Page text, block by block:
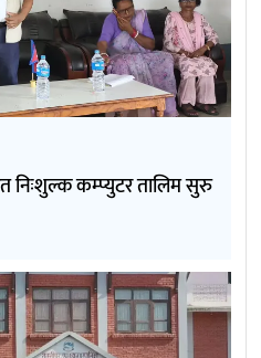
निःशुल्क कम्प्युटर तालिम सुरु